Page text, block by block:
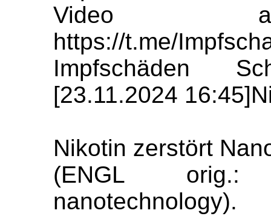
Video
https://t.me/
Impfschäden
[23.11.2024
Nikotin zerstört
(ENGL orig.:
nanotechnology).